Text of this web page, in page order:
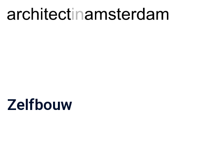
naar
Zelfbouw